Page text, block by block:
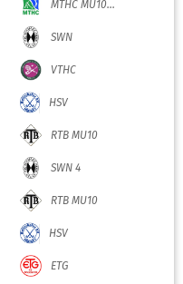
MTHC MU10...
SWN
VTHC
HSV
RTB MU10
SWN 4
RTB MU10
HSV
ETG